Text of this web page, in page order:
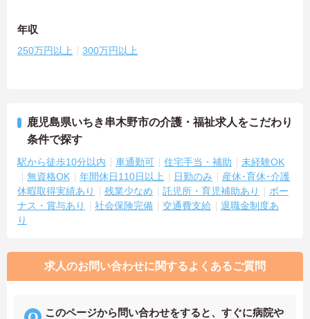
年収
250万円以上 300万円以上
鹿児島県いちき串木野市の介護・福祉求人をこだわり
条件で探す
駅から徒歩10分以内 車通勤可 住宅手当・補助
未経験OK
無資格OK
年間休日110日以上 日勤のみ
産休･育休･介護
休暇取得実績あり
残業少なめ 託児所・育児補助あり
ボー
ナス・賞与あり
社会保険完備 交通費支給
退職金制度あ
り
求人のお問い合わせに関するよくあるご質問
このページから問い合わせをすると、すぐに病院や